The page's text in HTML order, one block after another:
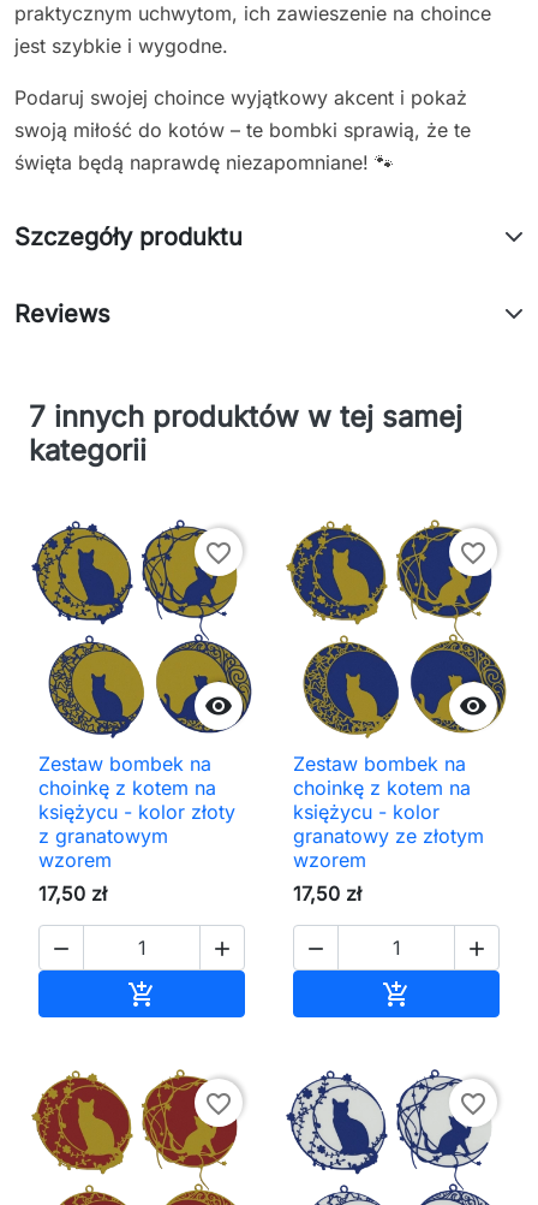
praktycznym uchwytom, ich zawieszenie na choince
jest szybkie i wygodne.
Podaruj swojej choince wyjątkowy akcent i pokaż
swoją miłość do kotów – te bombki sprawią, że te
święta będą naprawdę niezapomniane! 🐾
Szczegóły produktu
Reviews
7 innych produktów w tej samej
kategorii

favorite_border
Zestaw bombek na
choinkę z kotem na
księżycu - kolor złoty
z granatowym
wzorem
17,50 zł
 


favorite_border
Zestaw bombek na
choinkę z kotem na
księżycu - kolor
granatowy ze złotym
wzorem
17,50 zł
 

favorite_border favorite_border